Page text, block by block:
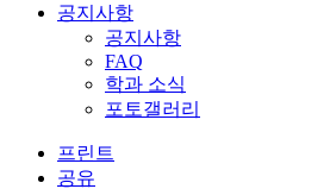
공지사항
공지사항
FAQ
학과 소식
포토갤러리
프린트
공유